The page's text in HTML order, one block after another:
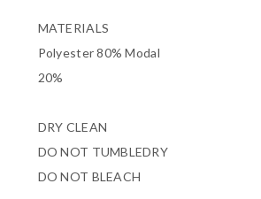
MATERIALS
Polyester 80% Modal
20%
DRY CLEAN
DO NOT TUMBLEDRY
DO NOT BLEACH